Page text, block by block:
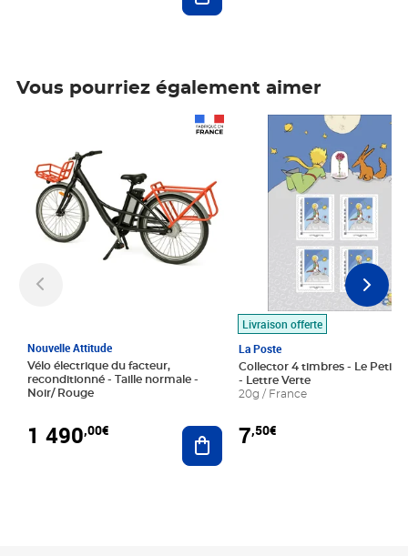
Vous pourriez également aimer
Nouvelle Attitude
Vélo électrique du facteur,
reconditionné - Taille normale -
Noir/ Rouge
1 490,00€ Ajouter au panier
Livraison offerte
La Poste
Collector 4 timbres - Le Petit
- Lettre Verte
20g / France
7,50€
Prix 7,50€